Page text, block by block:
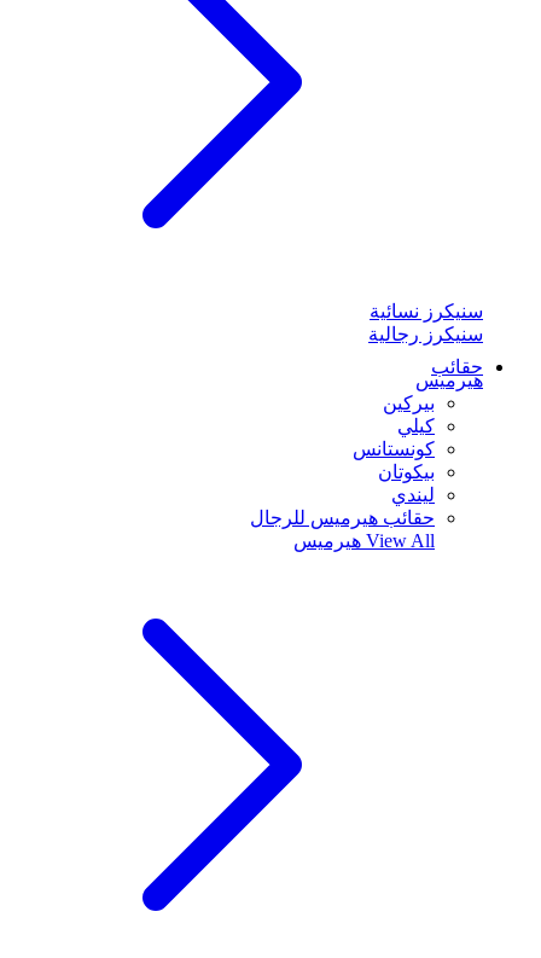
سنيكرز نسائية
سنيكرز رجالية
حقائب
هيرميس
بيركين
كيلي
كونستانس
بيكوتان
ليندي
حقائب هيرميس للرجال
View All هيرميس